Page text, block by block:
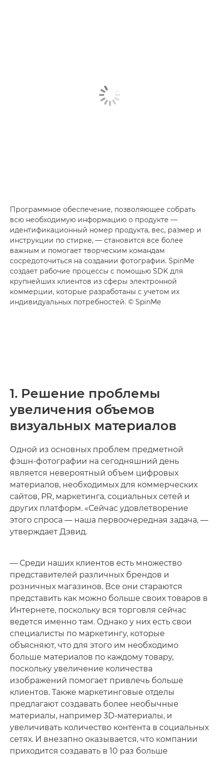
Программное обеспечение, позволяющее собрать
всю необходимую информацию о продукте —
идентификационный номер продукта, вес, размер и
инструкции по стирке, — становится все более
важным и помогает творческим командам
сосредоточиться на создании фотографии. SpinMe
создает рабочие процессы с помощью SDK для
крупнейших клиентов из сферы электронной
коммерции, которые разработаны с учетом их
индивидуальных потребностей. © SpinMe
1. Решение проблемы
увеличения объемов
визуальных материалов
Одной из основных проблем предметной
фэшн-фотографии на сегодняшний день
является невероятный объем цифровых
материалов, необходимых для коммерческих
сайтов, PR, маркетинга, социальных сетей и
других платформ. «Сейчас удовлетворение
этого спроса — наша первоочередная задача, —
утверждает Дэвид.
— Среди наших клиентов есть множество
представителей различных брендов и
розничных магазинов. Все они стараются
представить как можно больше своих товаров в
Интернете, поскольку вся торговля сейчас
ведется именно там. Однако у них есть свои
специалисты по маркетингу, которые
объясняют, что для этого им необходимо
больше материалов по каждому товару,
поскольку увеличение количества
изображений помогает привлечь больше
клиентов. Также маркетинговые отделы
предлагают создавать более необычные
материалы, например 3D-материалы, и
увеличивать количество контента в социальных
сетях. И внезапно оказывается, что компании
приходится создавать в 10 раз больше